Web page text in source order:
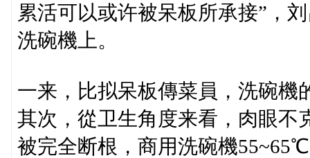
累活可以或许被呆板所承接”，
洗碗機上。
一来，比拟呆板傳菜員，洗碗機
其次，從卫生角度来看，肉眼不
被完全断根，商用洗碗機